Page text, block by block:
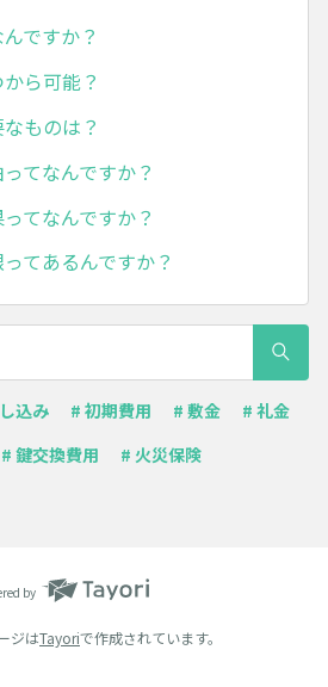
ですか？
ら可能？
ものは？
てなんですか？
てなんですか？
てあるんですか？
込み # 初期費用 # 敷金
# 礼金
# 鍵交換費用 # 火災保険
by
ジはTayoriで作成されています。